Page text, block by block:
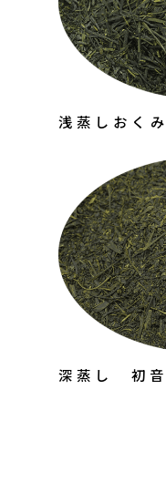
浅蒸しおく
深蒸し 初音